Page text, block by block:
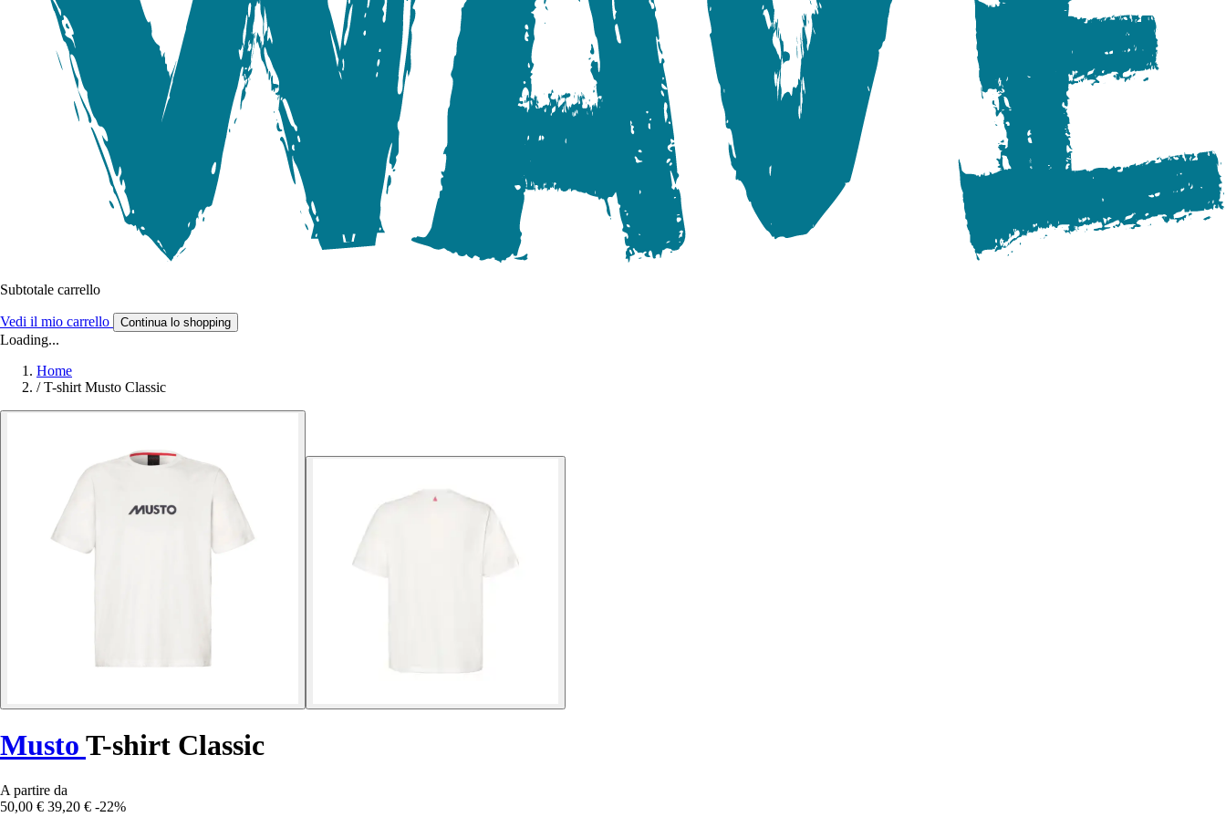
Subtotale carrello
Vedi il mio carrello Continua lo shopping
Loading...
Home
/ T-shirt Musto Classic
Musto T-shirt Classic
A partire da
50,00 € 39,20 € -22%